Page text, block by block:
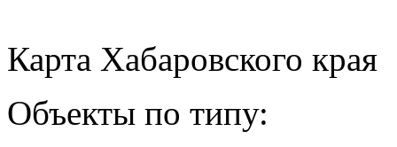
Карта Хабаровского края
Объекты по типу: